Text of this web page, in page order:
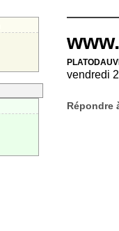
vendredi
Répondre